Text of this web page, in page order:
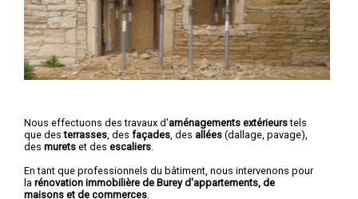
Nous effectuons des travaux d'aménagements extérieurstels
que desterrasses , des façades , des allées (dallage, pavage),
des murets et des escaliers
En tant que professionnels du bâtiment, nous intervenons pour
la rénovation immobilière de Burey d'appartements, de
maisons et de commerces